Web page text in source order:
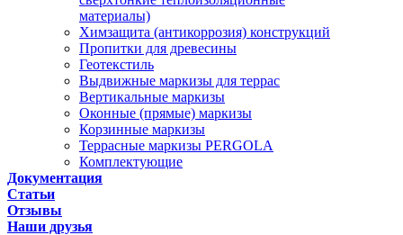
материалы)
Химзащита (антикоррозия) конструкций
Пропитки для древесины
Геотекстиль
Выдвижные маркизы для террас
Вертикальные маркизы
Оконные (прямые) маркизы
Корзинные маркизы
Террасные маркизы PERGOLA
Комплектующие
Документация
Статьи
Отзывы
Наши друзья